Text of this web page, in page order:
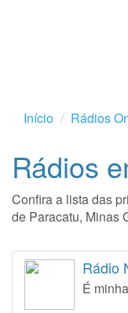
Início Rádios
Rádios
Confira a lista das
de Paracatu, Minas
Rádio
É